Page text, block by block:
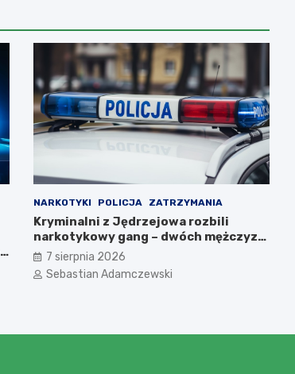
NARKOTYKI POLICJA ZATRZYMANIA
Kryminalni z Jędrzejowa rozbili
narkotykowy gang – dwóch mężczyzn
zatrzymanych
7 sierpnia 2026
Sebastian Adamczewski